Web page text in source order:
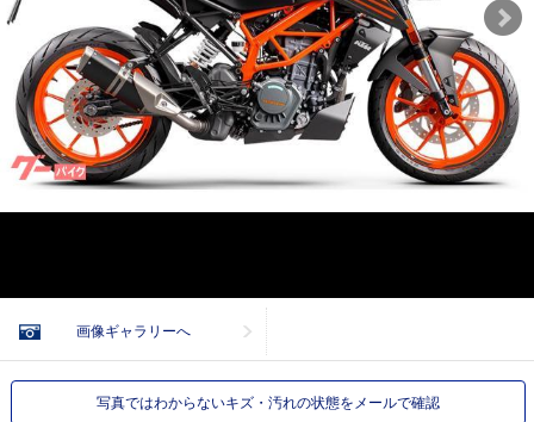
画像ギャラリーへ
写真ではわからないキズ・汚れの状態をメールで確認